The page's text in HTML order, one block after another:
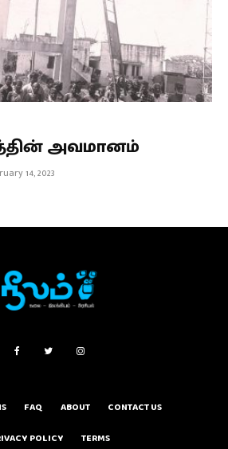
அவமானம்
14, 2023
FAQ ABOUT CONTACT US
POLICY TERMS